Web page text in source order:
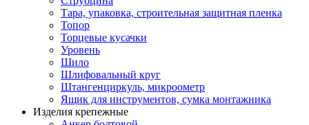
Тара, упаковка, строительная защитная пленка
Топор
Торцевые кусачки
Уровень
Шило
Шлифовальный круг
Штангенциркуль, микроометр
Ящик для инструментов, сумка монтажника
Изделия крепежные